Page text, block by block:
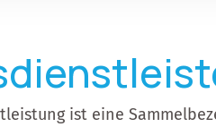
ist eine